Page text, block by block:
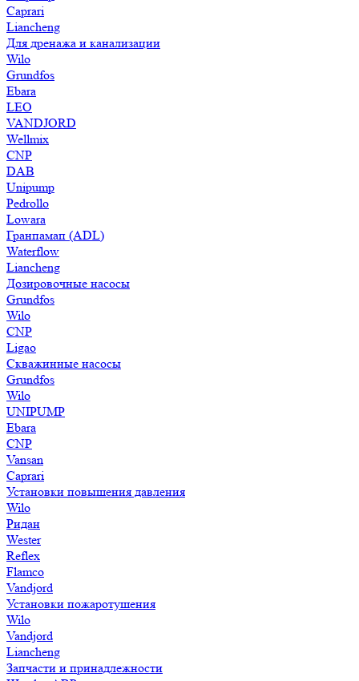
Caprari
Liancheng
Для дренажа и канализации
Wilo
Grundfos
Ebara
LEO
VANDJORD
Wellmix
CNP
DAB
Unipump
Pedrollo
Lowara
Гранпамап (ADL)
Waterflow
Liancheng
Дозировочные насосы
Grundfos
Wilo
CNP
Ligao
Скважинные насосы
Grundfos
Wilo
UNIPUMP
Ebara
CNP
Vansan
Caprari
Установки повышения давления
Wilo
Ридан
Wester
Reflex
Flamco
Vandjord
Установки пожаротушения
Wilo
Vandjord
Liancheng
Запчасти и принадлежности